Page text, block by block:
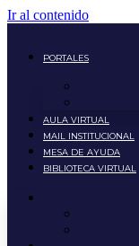
Ir al contenido
PORTALES
AULA VIRTUAL
MAIL INSTITUCIONAL
MESA DE AYUDA
BIBLIOTECA VIRTUAL